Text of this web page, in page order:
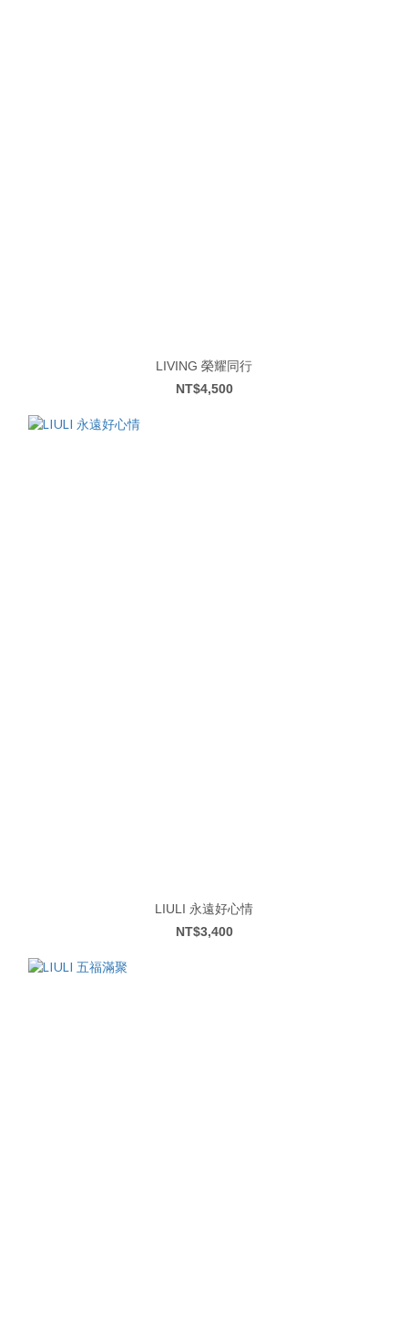
LIVING 榮耀同行
NT$4,500
LIULI 永遠好心情
NT$3,400